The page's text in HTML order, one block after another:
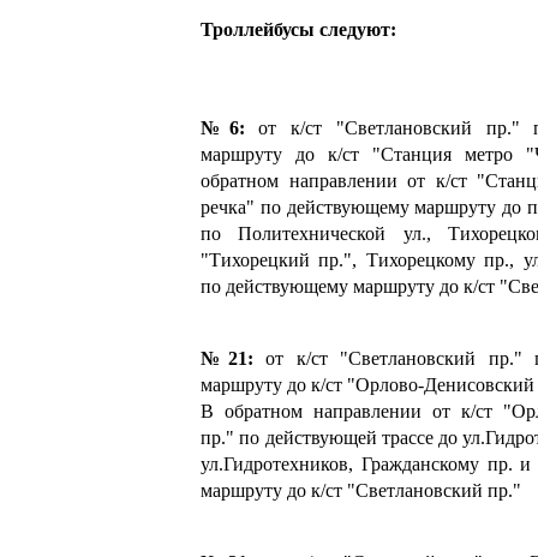
Троллейбусы следуют:
№6: от к/ст "Светлановский пр."
маршруту до к/ст "Станция метро
обратном направлении от к/ст
речка" по действующему маршруту до
по Политехнической ул.,
"Тихорецкий пр.", Тихорецкому пр.,
по действующему маршруту до к/ст
№21: от к/ст "Светлановский пр."
маршруту до к/ст "Орлово-
В обратном направлении от к/ст
пр." по действующей трассе до
ул.Гидротехников, Гражданскому пр.
маршруту до к/ст "Светлановский пр."